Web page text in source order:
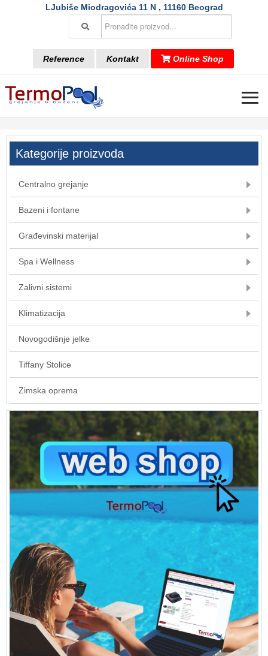
LJubiše Miodragovića 11 N , 11160 Beograd
Reference Kontakt Online Shop
≡
Kategorije proizvoda
Centralno grejanje
Bazeni i fontane
Građevinski materijal
Spa i Wellness
Zalivni sistemi
Klimatizacija
Novogodišnje jelke
Tiffany Stolice
Zimska oprema